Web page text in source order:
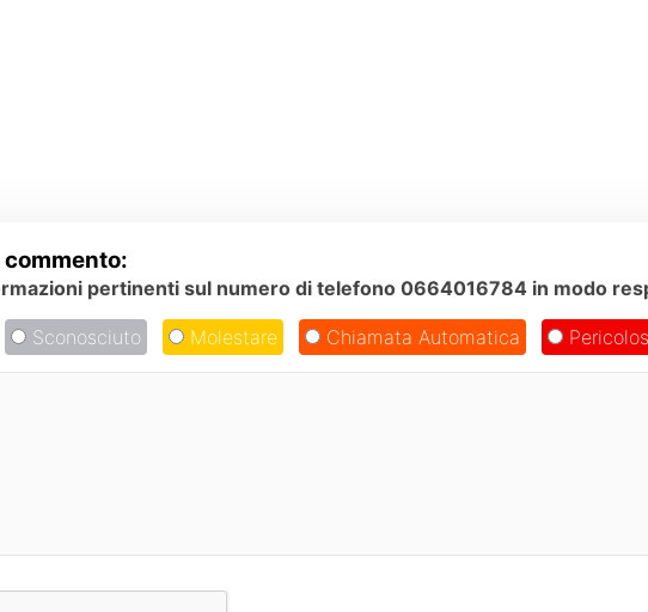
pertinenti sul numero di telefono 0664016784 in modo
Sconosciuto Molestare Chiamata Automatica